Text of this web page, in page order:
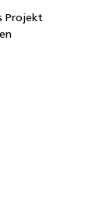
Projekt